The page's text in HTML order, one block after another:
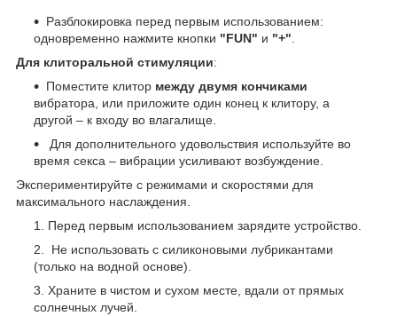
Разблокировка перед первым использованием:
одновременно нажмите кнопки "FUN" и "+"
Для клиторальной стимуляции:
Поместите клитор между двумя кончиками
вибратора, или приложите один конец к клитору, а
другой – к входу во влагалище.
Для дополнительного удовольствия используйте во
время секса – вибрации усиливают возбуждение.
Экспериментируйте с режимами и скоростями для
максимального наслаждения.
Перед первым использованием зарядите устройство.
Не использовать с силиконовыми лубрикантами
(только на водной основе).
Храните в чистом и сухом месте, вдали от прямых
солнечных лучей.